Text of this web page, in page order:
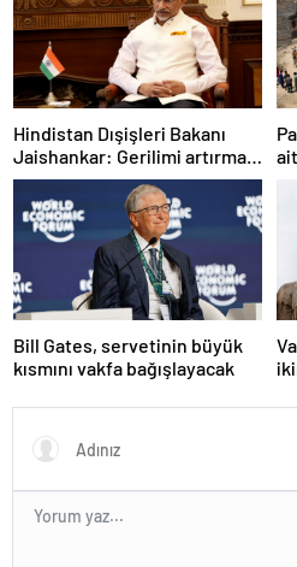
Hindistan Dışişleri Bakanı
Jaishankar: Gerilimi artırmak
gibi bir niyetimiz yok
Bill Gates, servetinin büyük
kısmını vakfa bağışlayacak